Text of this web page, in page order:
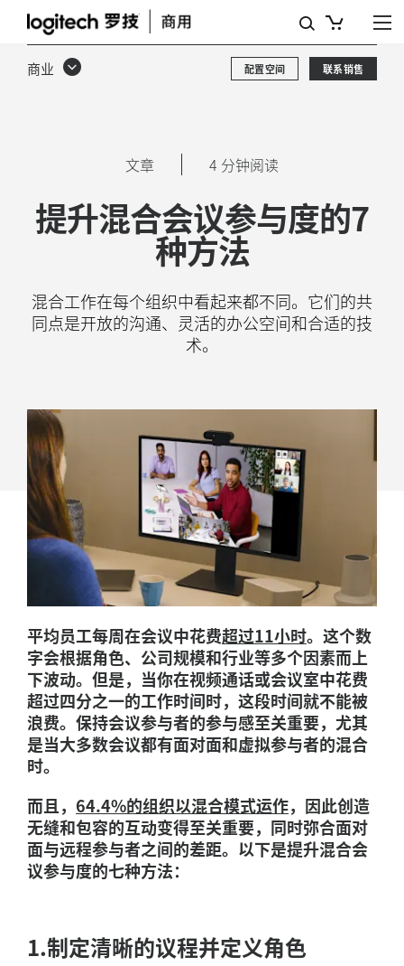
如
何商业 联系销售
配置空间
文章 4 分钟阅读
提升混合会议参与度的7
种方法
混合工作在每个组织中看起来都不同。它们的共
同点是开放的沟通、灵活的办公空间和合适的技
术。
平均员工每周在会议中花费超过11小时。这个数
字会根据角色、公司规模和行业等多个因素而上
下波动。但是，当你在视频通话或会议室中花费
超过四分之一的工作时间时，这段时间就不能被
浪费。保持会议参与者的参与感至关重要，尤其
是当大多数会议都有面对面和虚拟参与者的混合
时。
而且， 64.4%的组织以混合模式运作，因此创造
无缝和包容的互动变得至关重要，同时弥合面对
面与远程参与者之间的差距。以下是提升混合会
议参与度的七种方法：
1.制定清晰的议程并定义角色